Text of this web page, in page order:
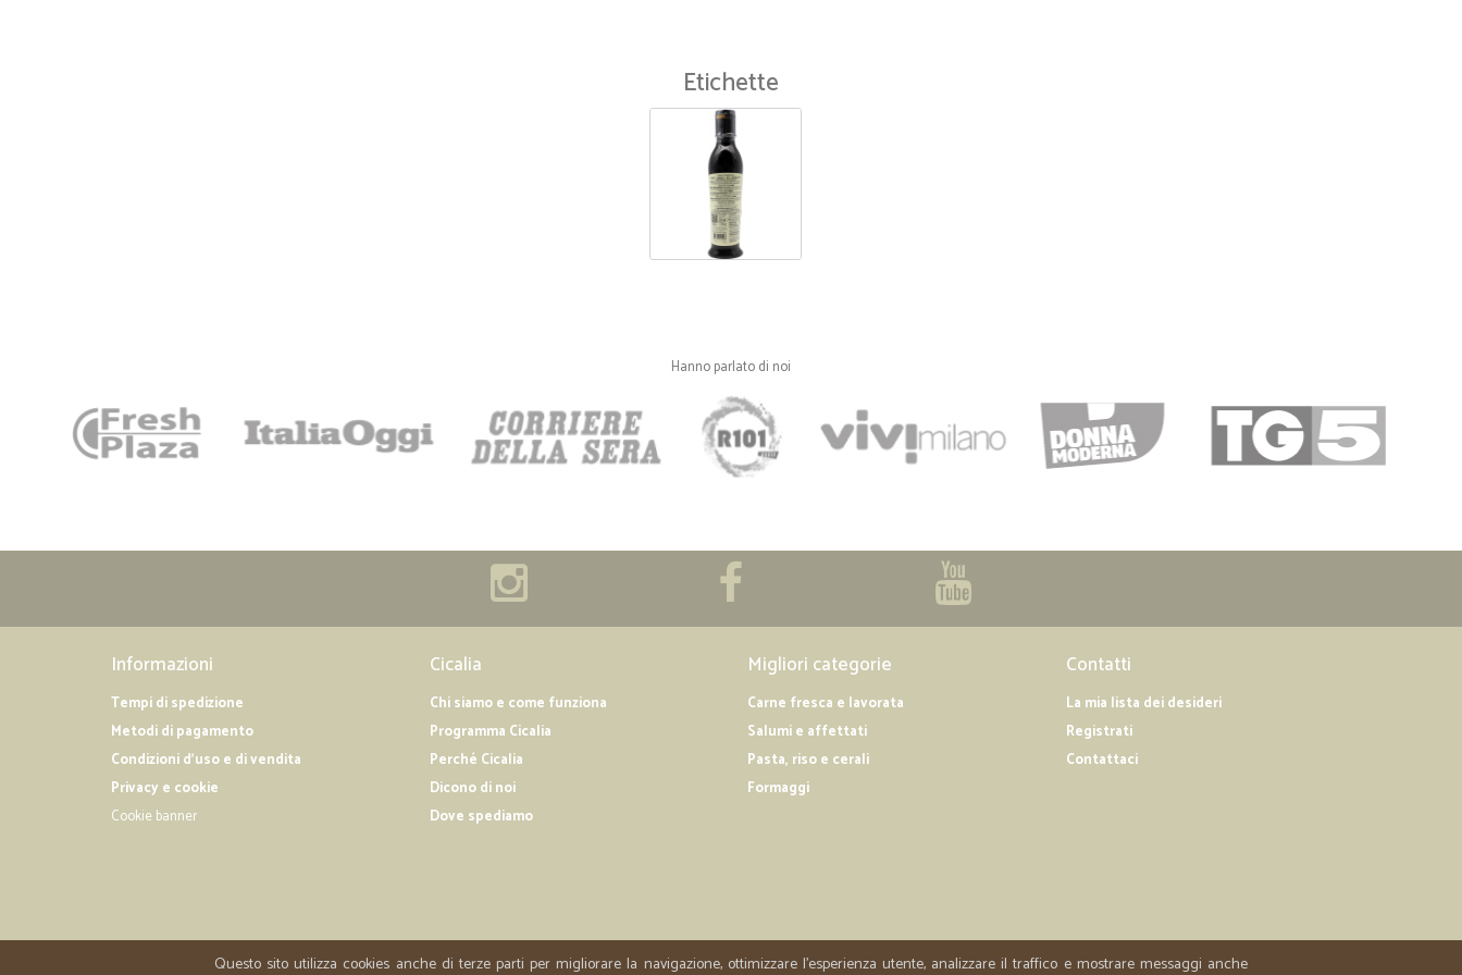
Ottimo servizio
Etichette
Hanno parlato di noi
Informazioni
Tempi di spedizione
Metodi di pagamento
Condizioni d'uso e di vendita
Privacy e cookie
Cookie banner
Cicalia
Chi siamo e come funziona
Programma Cicalia
Perché Cicalia
Dicono di noi
Dove spediamo
Migliori categorie
Carne fresca e lavorata
Salumi e affettati
Pasta, riso e cerali
Formaggi
Contatti
La mia lista dei desideri
Registrati
Contattaci
Questo sito utilizza cookies anche di terze parti per migliorare la navigazione, ottimizzare l'esperienza utente, analizzare il traffico e mostrare messaggi anche